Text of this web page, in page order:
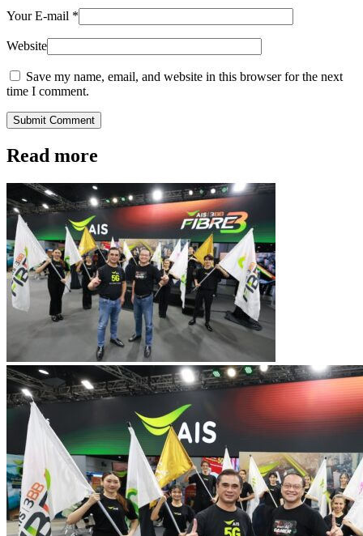
Your E-mail *
Website
Save my name, email, and website in this browser for the next
time I comment.
Submit Comment
Read more